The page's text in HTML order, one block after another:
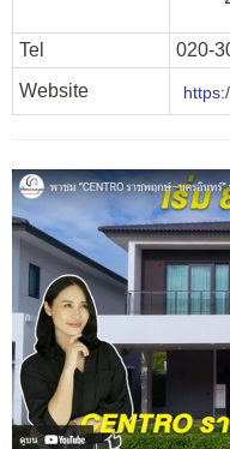
Tel
020-
Website